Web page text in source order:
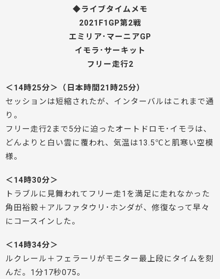
◆ライブタイムメモ
2021F1GP第2戦
エミリア･マーニアGP
イモラ･サーキット
フリー走行2
＜14時25分＞（日本時間21時25分）
セッションは短縮されたが、インターバルはこれまで通
り。
フリー走行2まで5分に迫ったオートドロモ･イモラは、
どんよりと白い雲に覆われ、気温は13.5℃と肌寒い空模
様。
＜14時30分＞
トラブルに見舞われてフリー走1を満足に走れなかった
角田裕毅＋アルファタウリ･ホンダが、修復なって早々
にコースインした。
＜14時34分＞
ルクレール＋フェラーリがモニター最上段にタイムを刻
んだ。1分17秒075。